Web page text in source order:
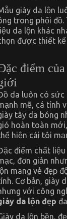
giày da lộn
trong phối
da lộn khác
được thiết
điểm của
da luôn có sức
mẽ, cá tính
tây da bóng
hoàn toàn
hiện cái tôi
điểm chất liệu
đơn giản
mang vẻ đẹp
Cơ bản, giày
với công
da lộn đẹp
da lộn bền,